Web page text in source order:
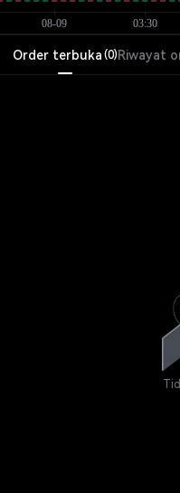
Order terbuka (0)Riwayat